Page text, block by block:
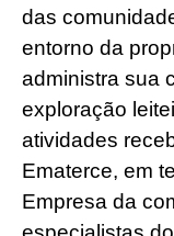
das
entorno da
administra sua
exploração
atividades
Ematerce, em
Empresa da